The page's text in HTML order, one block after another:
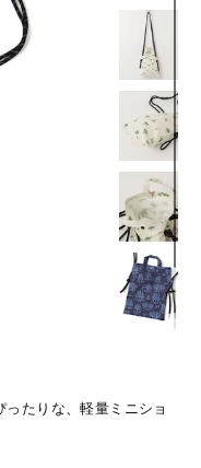
たりな、軽量ミニショ